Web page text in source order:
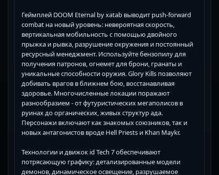
Геймплей DOOM Eternal by xatab выводит push-forward
combat на новый уровень: невероятная скорость,
вертикальная мобильность с помощью двойного
прыжка и рывка, разрушение окружения и постоянный
ресурсный менеджмент. Используйте бензопилу для
получения патронов, огнемет для брони, гранаты и
уникальные способности оружия. Glory Kills позволяют
добивать врагов в ближнем бою, восстанавливая
здоровье. Многочисленные локации поражают
разнообразием - от футуристических мегаполисов в
руинах до органических, живых структур ада.
Персонажи включают как знакомых союзников, так и
новых антагонистов вроде Hell Priests и Khan Maykr.
Технологии и движок id Tech 7 обеспечивают
потрясающую графику: детализированные модели
демонов, динамическое освещение, разрушаемое